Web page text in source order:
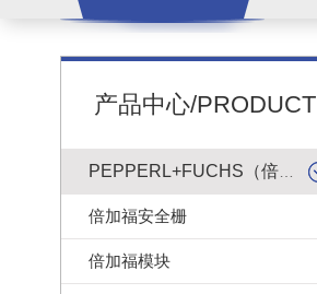
产品中心/PRODUCT
倍加福安全栅
倍加福模块